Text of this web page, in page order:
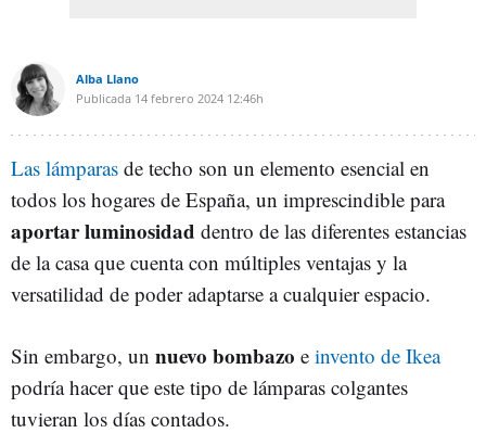
Alba Llano
Publicada 14 febrero 2024 12:46h
Las lámparas de techo son un elemento esencial en
todos los hogares de España, un imprescindible para
aportar luminosidad dentro de las diferentes estancias
de la casa que cuenta con múltiples ventajas y la
versatilidad de poder adaptarse a cualquier espacio.
Sin embargo, un nuevo bombazo e invento de Ikea
podría hacer que este tipo de lámparas colgantes
tuvieran los días contados.